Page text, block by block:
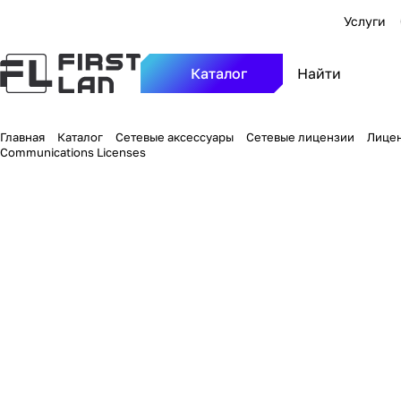
Услуги
Каталог
Главная Каталог Сетевые аксессуары Сетевые лицензии
Communications Licenses